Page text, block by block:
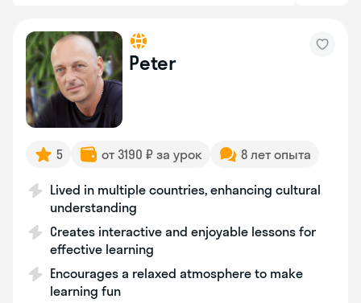
Peter
5 от 3190 ₽ за урок 8 лет опыта
Lived in multiple countries, enhancing cultural
understanding
Creates interactive and enjoyable lessons for
effective learning
Encourages a relaxed atmosphere to make
learning fun